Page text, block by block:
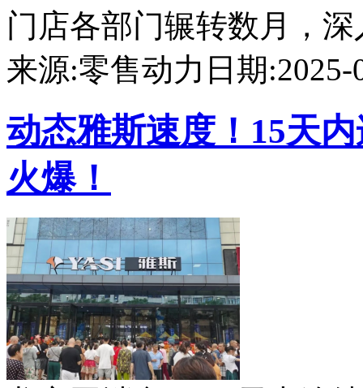
门店各部门辗转数月，
来源:零售动力 日期
动态雅斯速度！15天
火爆！